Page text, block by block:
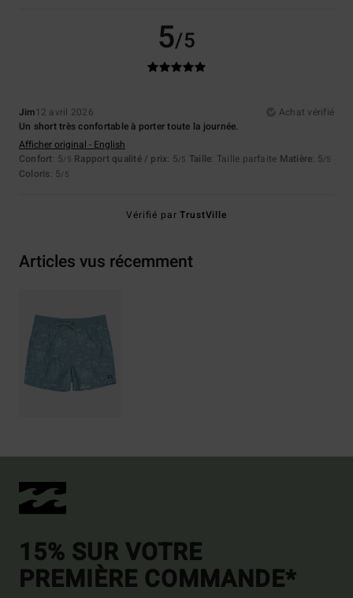
5/5
Jim12 avril 2026
Achat vérifié
Un short très confortable à porter toute la journée.
Afficher original - English
Confort: 5/5 Rapport qualité / prix: 5/5 Taille: Taille parfaite Matière: 5/5
Coloris: 5/5
Vérifié parTrustVille
Articles vus récemment
15% SUR VOTRE
PREMIÈRE COMMANDE*